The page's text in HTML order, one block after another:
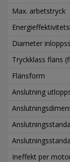
Max. arbetstryck
Diameter
Tryckklass fläns
Flänsform
Anslutning
Ineffekt per